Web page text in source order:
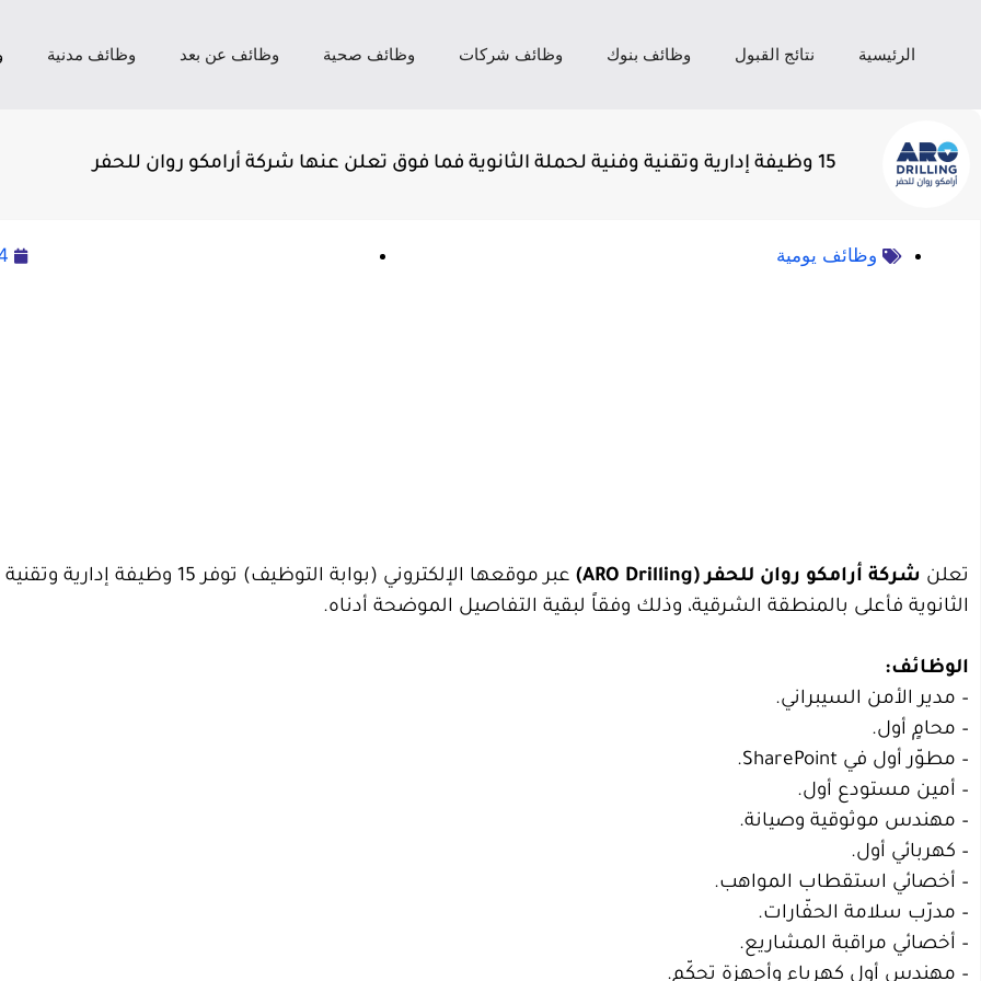
الرئيسية نتائج القبول وظائف بنوك وظائف شركات وظائف صحية وظائف عن بعد وظائف مدنية
15 وظيفة إدارية وتقنية وفنية لحملة الثانوية فما فوق تعلن عنها شركة أرامكو روان للحفر
وظائف يومية
تعلن شركة أرامكو روان للحفر (ARO Drilling)
عبر موقعها الإلكتروني (بوابة التوظيف) توفر 15
الثانوية فأعلى بالمنطقة الشرقية، وذلك وفقاً لبقية التفاصيل الموضحة أدناه.
الوظائف:
– مدير الأمن السيبراني.
– محامٍ أول.
– مطوّر أول في SharePoint.
– أمين مستودع أول.
– مهندس موثوقية وصيانة.
– كهربائي أول.
– أخصائي استقطاب المواهب.
– مدرّب سلامة الحفّارات.
– أخصائي مراقبة المشاريع.
– مهندس أول كهرباء وأجهزة تحكّم.